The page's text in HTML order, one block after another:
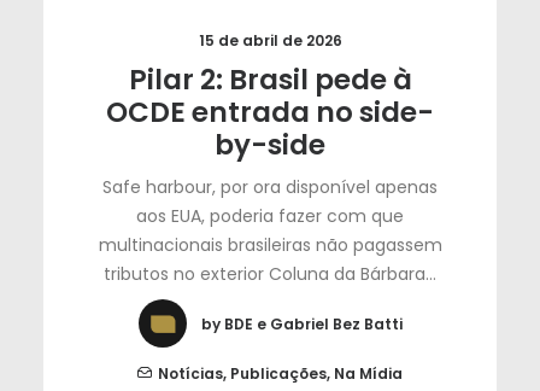
15 de abril de 2026
Pilar 2: Brasil pede à
OCDE entrada no side-
by-side
Safe harbour, por ora disponível apenas
aos EUA, poderia fazer com que
multinacionais brasileiras não pagassem
tributos no exterior Coluna da Bárbara…
by BDE e Gabriel Bez Batti
Notícias, Publicações, Na Mídia